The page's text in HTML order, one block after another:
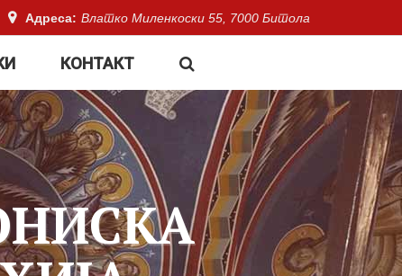
Адреса: Влатко Миленкоски 55, 7000 Битола
КОНТАКТ